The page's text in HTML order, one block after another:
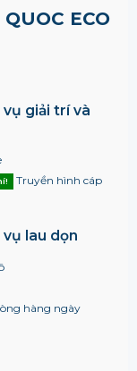
ECO
vụ giải trí và
Truyền hình cáp
vụ lau dọn
hàng ngày